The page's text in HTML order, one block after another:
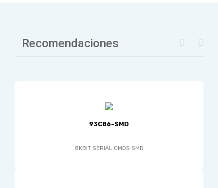
Recomendaciones
93C86-SMD
8KBIT SERIAL CMOS SMD